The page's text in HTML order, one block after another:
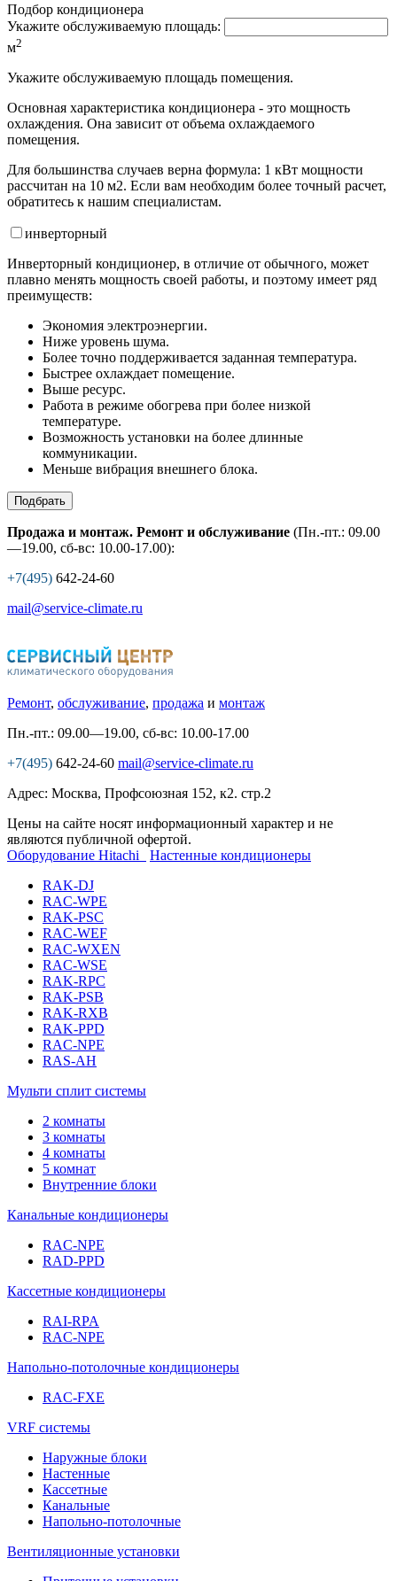
Подбор кондиционера
Укажите обслуживаемую площадь:
м2
Укажите обслуживаемую площадь помещения.
Основная характеристика кондиционера - это мощность
охлаждения. Она зависит от объема охлаждаемого
помещения.
Для большинства случаев верна формула: 1 кВт мощности
рассчитан на 10 м2. Если вам необходим более точный расчет,
обратитесь к нашим специалистам.
инверторный
Инверторный кондиционер, в отличие от обычного, может
плавно менять мощность своей работы, и поэтому имеет ряд
преимуществ:
Экономия электроэнергии.
Ниже уровень шума.
Более точно поддерживается заданная температура.
Быстрее охлаждает помещение.
Выше ресурс.
Работа в режиме обогрева при более низкой
температуре.
Возможность установки на более длинные
коммуникации.
Меньше вибрация внешнего блока.
Подбрать
Продажа и монтаж. Ремонт и обслуживание (Пн.-пт.: 09.00
—19.00, сб-вс: 10.00-17.00):
+7(495) 642-24-60
mail@service-climate.ru
Ремонт, обслуживание, продажа и монтаж
Пн.-пт.: 09.00—19.00, сб-вс: 10.00-17.00
+7(495) 642-24-60 mail@service-climate.ru
Адрес: Москва, Профсоюзная 152, к2. стр.2
Цены на сайте носят информационный характер и не
являются публичной офертой.
Оборудование Hitachi
Настенные кондиционеры
RAK-DJ
RAC-WPE
RAK-PSC
RAC-WEF
RAC-WXEN
RAC-WSE
RAK-RPC
RAK-PSB
RAK-RXB
RAK-PPD
RAC-NPE
RAS-AH
Мульти сплит системы
2 комнаты
3 комнаты
4 комнаты
5 комнат
Внутренние блоки
Канальные кондиционеры
RAC-NPE
RAD-PPD
Кассетные кондиционеры
RAI-RPA
RAC-NPE
Напольно-потолочные кондиционеры
RAC-FXE
VRF системы
Наружные блоки
Настенные
Кассетные
Канальные
Напольно-потолочные
Вентиляционные установки